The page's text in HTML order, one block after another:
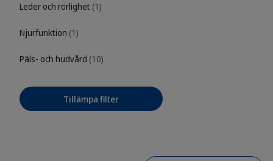
Leder och rörlighet (1)
Njurfunktion (1)
Päls- och hudvård (10)
Tillämpa filter